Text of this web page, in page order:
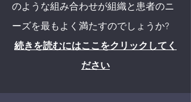
のような組み合わせが組織と患者のニ
ーズを最もよく満たすのでしょうか?
続きを読むにはここをクリックしてく
ださい